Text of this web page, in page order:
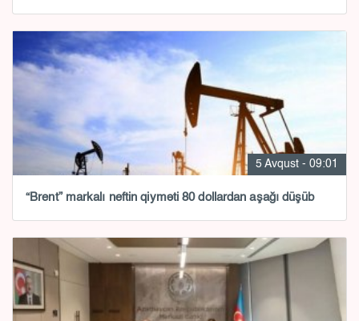
5 Avqust - 09:01
“Brent” markalı neftin qiyməti 80 dollardan aşağı düşüb